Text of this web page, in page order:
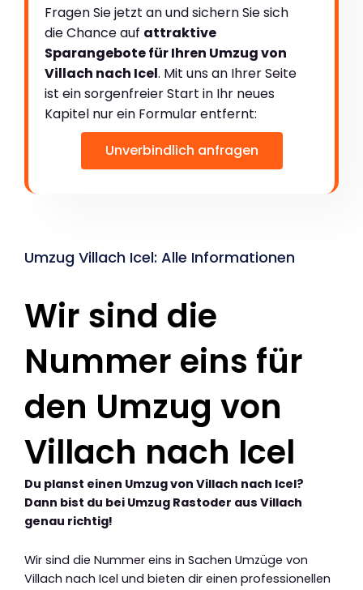
Fragen Sie jetzt an und sichern Sie sich
die Chance auf attraktive
Sparangebote für Ihren Umzug von
Villach nach Icel. Mit uns an Ihrer Seite
ist ein sorgenfreier Start in Ihr neues
Kapitel nur ein Formular entfernt:
Unverbindlich anfragen
Umzug Villach Icel: Alle Informationen
Wir sind die
Nummer eins für
den Umzug von
Villach nach Icel
Du planst einen Umzug von Villach nach Icel?
Dann bist du bei Umzug Rastoder aus Villach
genau richtig!
Wir sind die Nummer eins in Sachen Umzüge von
Villach nach Icel und bieten dir einen professionellen